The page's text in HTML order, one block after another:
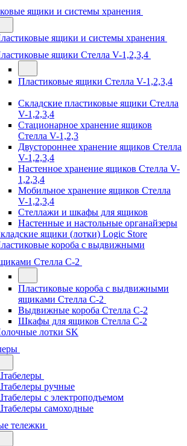
ящики и системы хранения
ящики и системы хранения
ящики Стелла V-1,2,3,4
Пластиковые ящики Стелла V-1,2,3,4
Складские пластиковые ящики Стелла
V-1,2,3,4
Стационарное хранение ящиков
Стелла V-1,2,3
Двустороннее хранение ящиков Стелла
V-1,2,3,4
Настенное хранение ящиков Стелла V-
1,2,3,4
Мобильное хранение ящиков Стелла
V-1,2,3,4
Стеллажи и шкафы для ящиков
Настенные и настольные органайзеры
ящики (лотки) Logiс Store
короба с выдвижными
Стелла С-2
Пластиковые короба с выдвижными
ящиками Стелла С-2
Выдвижные короба Стелла С-2
Шкафы для ящиков Стелла С-2
лотки SK
ручные
с электроподъемом
самоходные
тележки